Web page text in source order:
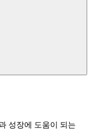
성장에 도움이 되는